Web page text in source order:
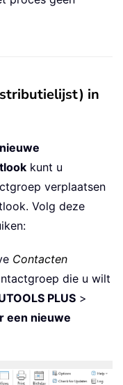
in
kunt u
verplaatsen
Volg deze
Contacten
die u wilt
PLUS >
een nieuwe